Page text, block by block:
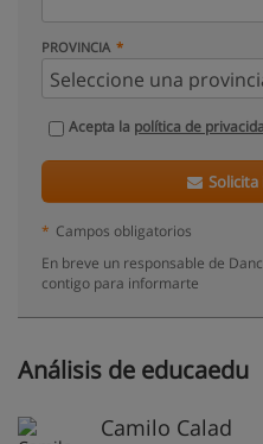
PROVINCIA
Acepta la política de
* Campos obligatorios
En breve un responsable de
contigo para informarte
Análisis de educaedu
Camilo Calad